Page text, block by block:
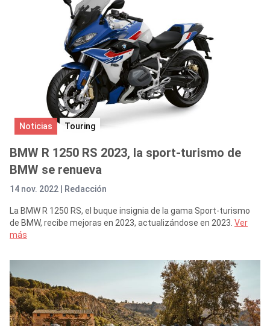
Noticias Touring
BMW R 1250 RS 2023, la sport-turismo de
BMW se renueva
14 nov. 2022 | Redacción
La BMW R 1250 RS, el buque insignia de la gama Sport-turismo
de BMW, recibe mejoras en 2023, actualizándose en 2023. Ver
más